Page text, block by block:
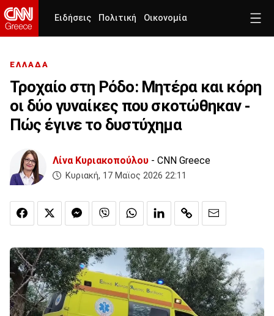
Ειδήσεις Πολιτική Οικονομία
ΕΛΛΑΔΑ
Τροχαίο στη Ρόδο: Μητέρα και κόρη
οι δύο γυναίκες που σκοτώθηκαν -
Πώς έγινε το δυστύχημα
Λίνα Κυριακοπούλου - CNN Greece
Κυριακή, 17 Μαϊος 2026 22:11